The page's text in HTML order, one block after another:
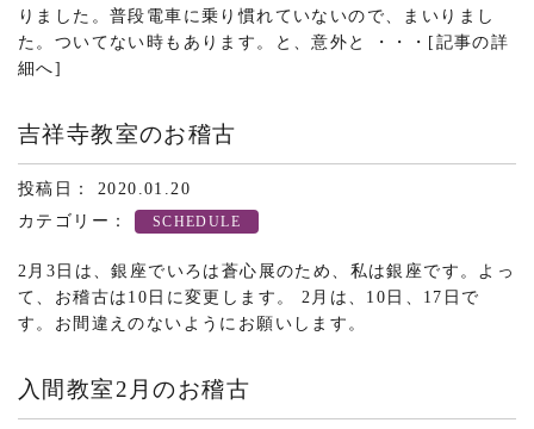
りました。普段電車に乗り慣れていないので、まいりまし
た。ついてない時もあります。と、意外と ・・・ [記事の詳
細へ]
吉祥寺教室のお稽古
投稿日： 2020.01.20
カテゴリー：
SCHEDULE
2月3日は、銀座でいろは蒼心展のため、私は銀座です。よっ
て、お稽古は10日に変更します。 2月は、10日、17日で
す。お間違えのないようにお願いします。
入間教室2月のお稽古